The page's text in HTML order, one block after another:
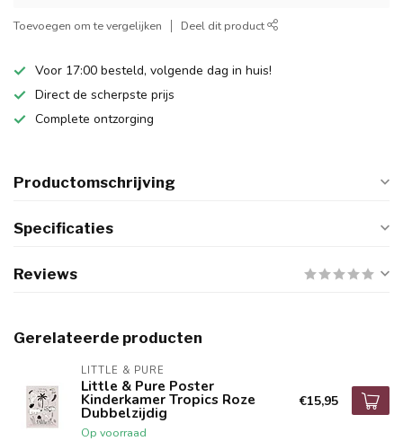
Toevoegen om te vergelijken Deel dit product
Voor 17:00 besteld, volgende dag in huis!
Direct de scherpste prijs
Complete ontzorging
Productomschrijving
Specificaties
Reviews
Gerelateerde producten
LITTLE & PURE
Little & Pure Poster
Kinderkamer Tropics Roze
Dubbelzijdig
Op voorraad
€15,95